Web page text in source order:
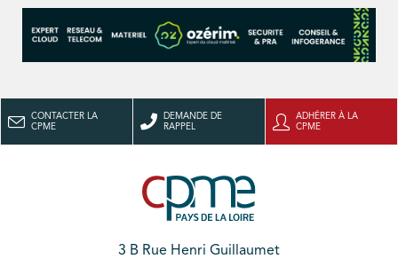
CONTACTER LA
CPME
DEMANDE DE
RAPPEL
ADHÉRER À LA
CPME
3 B Rue Henri Guillaumet